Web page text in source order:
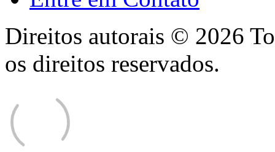
Direitos autorais © 2026
os direitos reservados.